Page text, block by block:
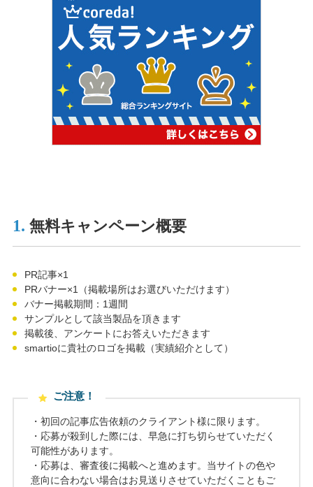
1. 無料キャンペーン概要
PR記事×1
PRバナー×1（掲載場所はお選びいただけます）
バナー掲載期間：1週間
サンプルとして該当製品を頂きます
掲載後、アンケートにお答えいただきます
smartioに貴社のロゴを掲載（実績紹介として）
ご注意！
・初回の記事広告依頼のクライアント様に限ります。
・応募が殺到した際には、早急に打ち切らせていただく
可能性があります。
・応募は、審査後に掲載へと進めます。当サイトの色や
意向に合わない場合はお見送りさせていただくこともご